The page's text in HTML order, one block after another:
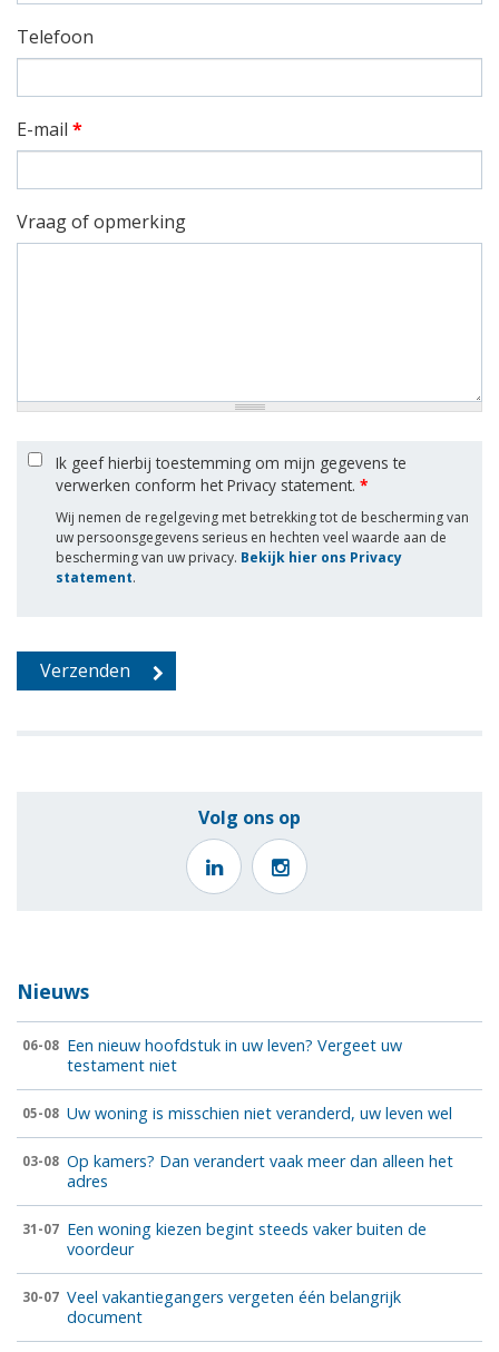
Telefoon
E-mail *
Vraag of opmerking
Ik geef hierbij toestemming om mijn gegevens te
verwerken conform het Privacy statement. *
Wij nemen de regelgeving met betrekking tot de bescherming van
uw persoonsgegevens serieus en hechten veel waarde aan de
bescherming van uw privacy. Bekijk hier ons Privacy
statement.
Volg ons op
Nieuws
06-08 Een nieuw hoofdstuk in uw leven? Vergeet uw
testament niet
05-08 Uw woning is misschien niet veranderd, uw leven wel
03-08 Op kamers? Dan verandert vaak meer dan alleen het
adres
31-07 Een woning kiezen begint steeds vaker buiten de
voordeur
30-07 Veel vakantiegangers vergeten één belangrijk
document